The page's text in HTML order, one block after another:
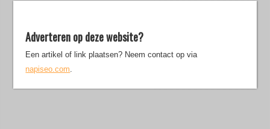
Adverteren op deze website?
Een artikel of link plaatsen? Neem contact op via
napiseo.com.